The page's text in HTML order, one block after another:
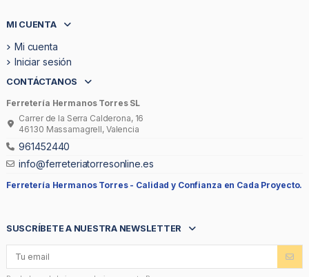
MI CUENTA
Mi cuenta
Iniciar sesión
CONTÁCTANOS
Ferretería Hermanos Torres SL
Carrer de la Serra Calderona, 16
46130 Massamagrell, Valencia
961452440
info@ferreteriatorresonline.es
Ferretería Hermanos Torres - Calidad y Confianza en Cada Proyecto.
SUSCRÍBETE A NUESTRA NEWSLETTER